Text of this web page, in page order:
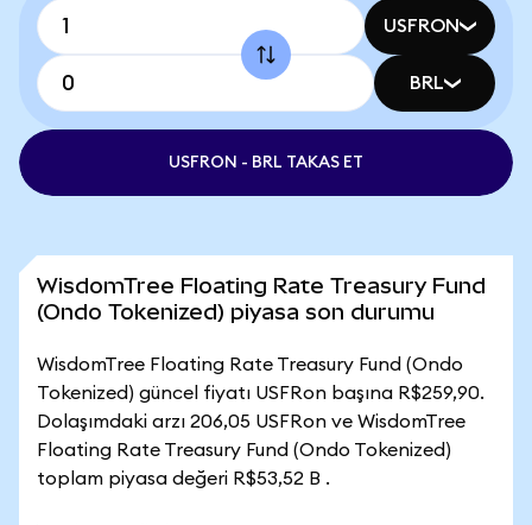
USFRON
BRL
USFRON - BRL TAKAS ET
WisdomTree Floating Rate Treasury Fund
(Ondo Tokenized) piyasa son durumu
WisdomTree Floating Rate Treasury Fund (Ondo
Tokenized) güncel fiyatı USFRon başına R$259,90.
Dolaşımdaki arzı 206,05 USFRon ve WisdomTree
Floating Rate Treasury Fund (Ondo Tokenized)
toplam piyasa değeri R$53,52 B .